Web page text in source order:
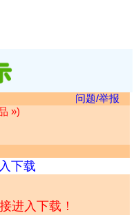
问题/举报
»)
下载
进入下载！